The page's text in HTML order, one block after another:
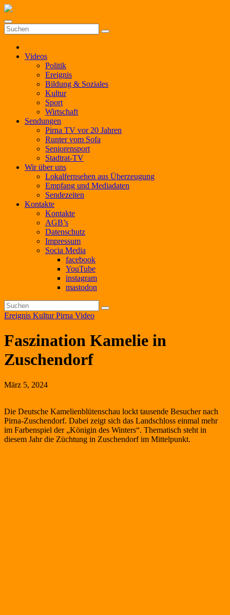
Zum
springen
Videos
Politik
Ereignis
Bildung & Soziales
Kultur
Sport
Wirtschaft
Sendungen
Pirna TV vor 20 Jahren
Runter vom Sofa
Seniorensport
Stadtrat-TV
Wir über uns
Lokalfernsehen aus Überzeugung
Empfang und Mediadaten
Sendezeiten
Kontakte
Kontakte
AGB’s
Datenschutz
Impressum
Socia Media
facebook
YouTube
instagram
mastodon
Ereignis KulturPirna Video
Faszination Kamelie in
Zuschendorf
März 5, 2024
Die Deutsche Kamelienblütenschau lockt tausende Besucher nach
Pirna-Zuschendorf. Dabei zeigt sich das Landschloss einmal mehr
im Farbenspiel der „Königin des Winters“. Thematisch steht in
diesem Jahr die Züchtung in Zuschendorf im Mittelpunkt.